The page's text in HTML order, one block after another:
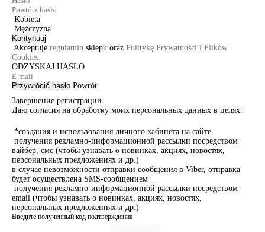
Kobieta
Mężczyzna
Kontynuuj
Akceptuję regulamin sklepu oraz Politykę Prywatności i Plików
Cookies.
ODZYSKAJ HASŁO
Przywrócić hasło Powrót
Завершение регистрации
Даю согласия на обработку моих персональных данных в целях:
*создания и использования личного кабинета на сайте
получения рекламно-информационной рассылки посредством
вайбер, смс (чтобы узнавать о новинках, акциях, новостях,
персональных предложениях и др.)
в случае невозможности отправки сообщения в Viber, отправка
будет осуществлена SMS-сообщением
получения рекламно-информационной рассылки посредством
email (чтобы узнавать о новинках, акциях, новостях,
персональных предложениях и др.)
Введите полученный код подтверждения